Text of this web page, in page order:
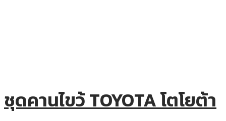
ชุดคานไขว้ TOYOTA โตโยต้า